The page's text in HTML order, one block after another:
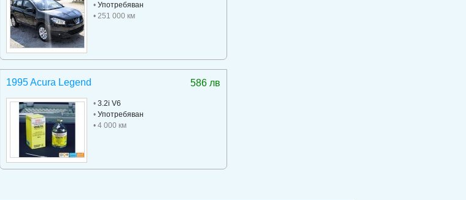
•Употребяван
• 251 000 км
586 лв
1995 Acura Legend
•3.2i V6
•Употребяван
• 4 000 км